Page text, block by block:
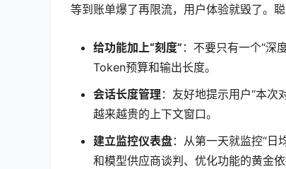
等到账单爆了再限流，用户体验就毁了。
给功能加上“刻度” ：不要只有一个“深
Token预算和输出长度。
会话长度管理 ：友好地提示用户“本次
越来越贵的上下文窗口。
建立监控仪表盘：从第一天就监控“日
和模型供应商谈判、优化功能的黄金依